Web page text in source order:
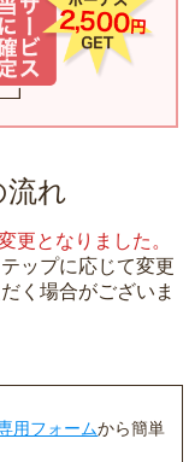
流れ
更となりました。
ップに応じて変更
く場合がございま
用フォームから簡単